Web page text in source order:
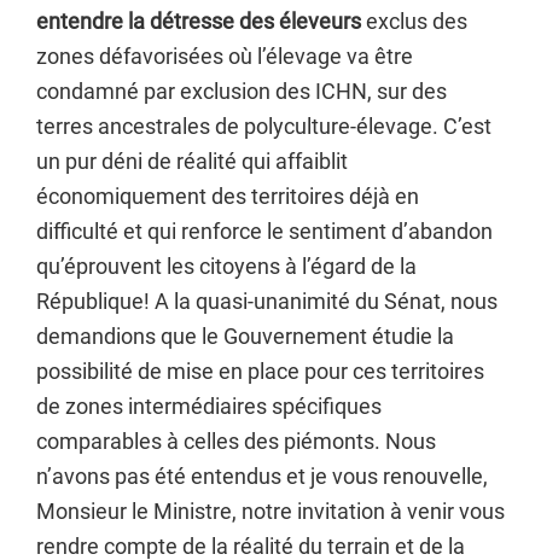
entendre la détresse des éleveursexclus des
zones défavorisées où l’élevage va être
condamné par exclusion des ICHN, sur des
terres ancestrales de polyculture-élevage. C’est
un pur déni de réalité qui affaiblit
économiquement des territoires déjà en
difficulté et qui renforce le sentiment d’abandon
qu’éprouvent les citoyens à l’égard de la
République! A la quasi-unanimité du Sénat, nous
demandions que le Gouvernement étudie la
possibilité de mise en place pour ces territoires
de zones intermédiaires spécifiques
comparables à celles des piémonts. Nous
n’avons pas été entendus et je vous renouvelle,
Monsieur le Ministre, notre invitation à venir vous
rendre compte de la réalité du terrain et de la